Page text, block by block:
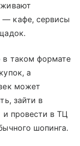
— кафе, сервисы
в таком формате
а
может
зайти в
и провести в ТЦ
шопинга.